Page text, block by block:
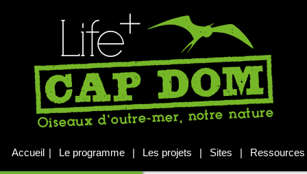
Accueil | Le programme | Les projets | Sites | Ressources